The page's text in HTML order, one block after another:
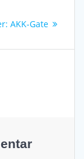
Nächster
AKK-Gate